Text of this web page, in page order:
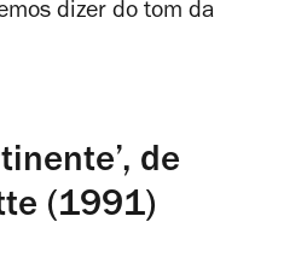
dizer do tom da
de
(1991)